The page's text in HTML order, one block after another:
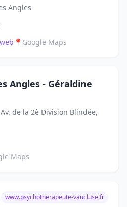
Angles
📍 Google Maps
Angles - Géraldine
de la 2è Division Blindée,
Maps
www.psychotherapeute-vaucluse.fr